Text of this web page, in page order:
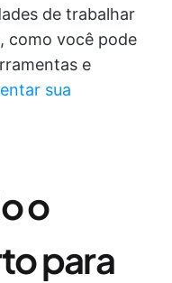
de trabalhar
como você pode
e
sua
o
para